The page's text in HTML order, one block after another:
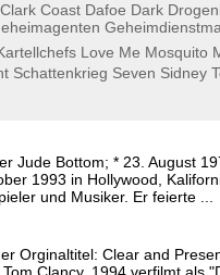
Clark Coast Dafoe Dark
Love Me Mosquito
Schattenkrieg Seven Sidney
Jude Bottom; * 23. August
1993 in Hollywood,
und Musiker. Er feierte ...
Orginaltitel: Clear and